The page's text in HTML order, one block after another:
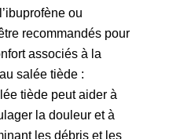
ou
recommandés pour
associés à la
salée tiède :
tiède peut aider à
la douleur et à
les débris et les